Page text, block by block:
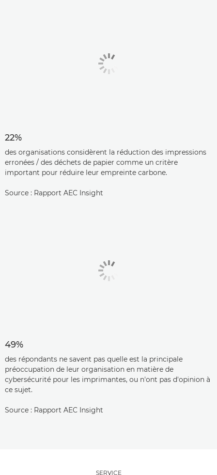
22%
des organisations considèrent la réduction des impressions
erronées / des déchets de papier comme un critère
important pour réduire leur empreinte carbone.
Source : Rapport AEC Insight
49%
des répondants ne savent pas quelle est la principale
préoccupation de leur organisation en matière de
cybersécurité pour les imprimantes, ou n'ont pas d'opinion à
ce sujet.
Source : Rapport AEC Insight
SERVICE